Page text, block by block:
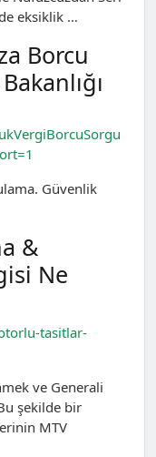
eksiklik …
Borcu
Güvenlik
&
Ne
tasitlar-
ve Generali
şekilde bir
MTV